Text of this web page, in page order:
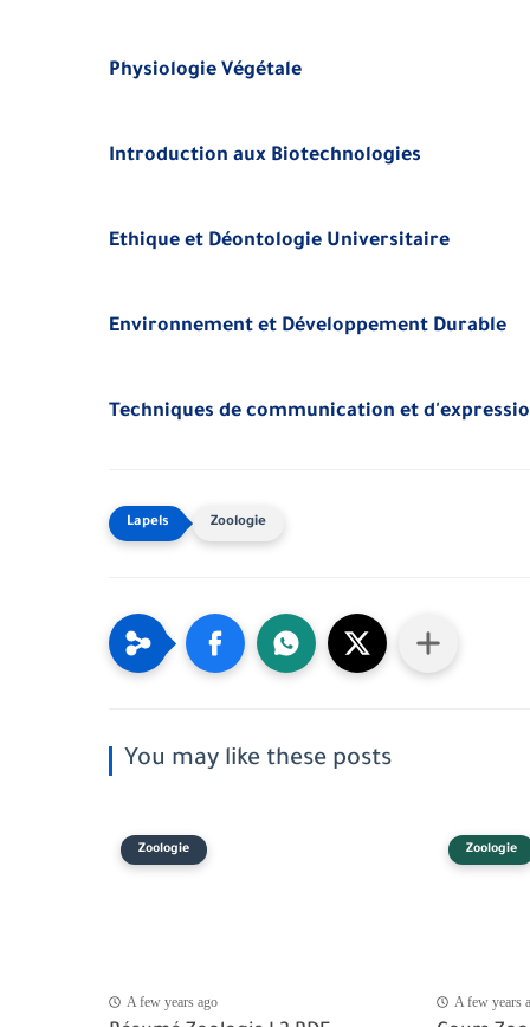
Physiologie Végétale
Introduction aux Biotechnologies
Ethique et Déontologie Universitaire
Environnement et Développement Durable
Techniques de communication et
Zoologie
You may like these posts
Zoologie
A few years ago
Zoologie
A few years